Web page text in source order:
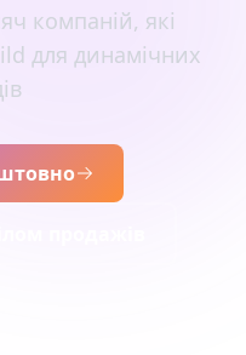
компаній, які
для динамічних